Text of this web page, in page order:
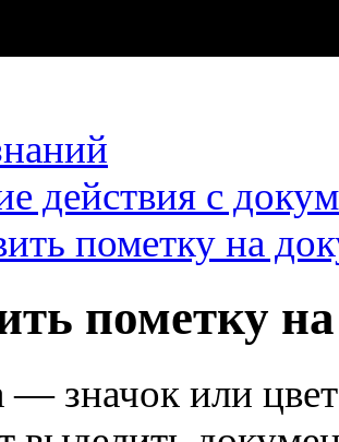
действия с
пометку на
пометку
значок или